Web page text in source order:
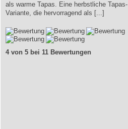
als warme Tapas. Eine herbstliche Tapas-
Variante, die hervorragend als [...]
4 von 5 bei 11 Bewertungen